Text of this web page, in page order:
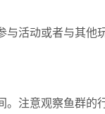
活动或者与其他
注意观察鱼群的